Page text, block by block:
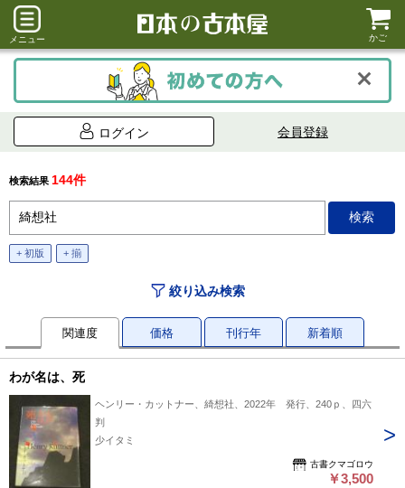
メニュー かご
ログイン 会員登録
検索結果 144件
+ 初版 + 揃
絞り込み検索
関連度 価格 刊行年 新着順
わが名は、死
ヘンリー・カットナー、綺想社、2022年 発行、240ｐ、四六
判
少イタミ
古書クマゴロウ
￥3,500